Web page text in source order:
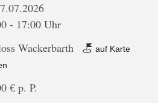
- 17:00 Uhr
Wackerbarth
auf Karte
€ p. P.